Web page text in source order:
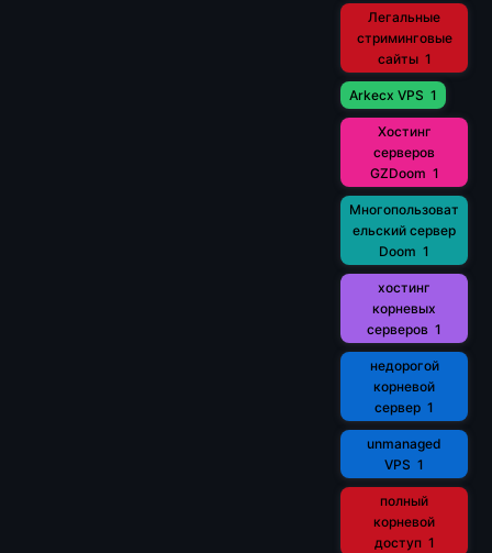
Легальные
стриминговые
сайты 1
Arkecx VPS 1
Хостинг
серверов
GZDoom 1
Многопользоват
ельский сервер
Doom 1
хостинг
корневых
серверов 1
недорогой
корневой
сервер 1
unmanaged
VPS 1
полный
корневой
доступ 1